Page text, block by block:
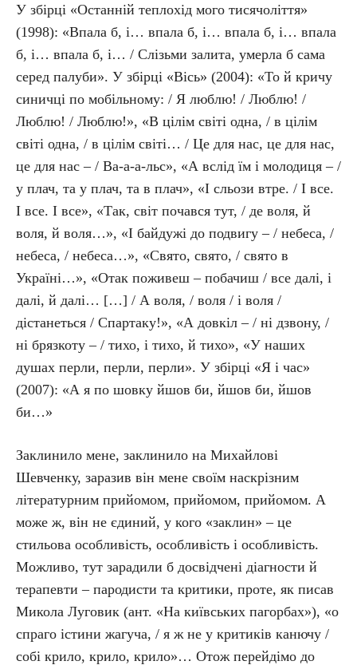
У збірці «Останній теплохід мого тисячоліття»
(1998): «Впала б, і… впала б, і… впала б, і… впала
б, і… впала б, і… / Слізьми залита, умерла б сама
серед палуби». У збірці «Вісь» (2004): «То й кричу
синичці по мобільному: / Я люблю! / Люблю! /
Люблю! / Люблю!», «В цілім світі одна, / в цілім
світі одна, / в цілім світі… / Це для нас, це для нас,
це для нас – / Ва-а-а-льс», «А вслід їм і молодиця – /
у плач, та у плач, та в плач», «І сльози втре. / І все.
І все. І все», «Так, світ почався тут, / де воля, й
воля, й воля…», «І байдужі до подвигу – / небеса, /
небеса, / небеса…», «Свято, свято, / свято в
Україні…», «Отак поживеш – побачиш / все далі, і
далі, й далі… […] / А воля, / воля / і воля /
дістанеться / Спартаку!», «А довкіл – / ні дзвону, /
ні брязкоту – / тихо, і тихо, й тихо», «У наших
душах перли, перли, перли». У збірці «Я і час»
(2007): «А я по шовку йшов би, йшов би, йшов
би…»
Заклинило мене, заклинило на Михайлові
Шевченку, заразив він мене своїм наскрізним
літературним прийомом, прийомом, прийомом. А
може ж, він не єдиний, у кого «заклин» – це
стильова особливість, особливість і особливість.
Можливо, тут зарадили б досвідчені діагности й
терапевти – пародисти та критики, проте, як писав
Микола Луговик (ант. «На київських пагорбах»), «о
спраго істини жагуча, / я ж не у критиків канючу /
собі крило, крило, крило»… Отож перейдімо до